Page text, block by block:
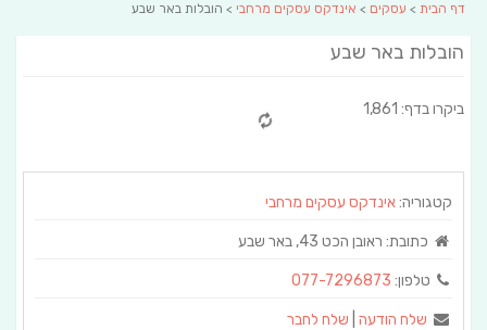
דף הבית > עסקים > אינדקס עסקים מרחבי > הובלות באר שבע
הובלות באר שבע
ביקרו בדף: 1,861
קטגוריה:אינדקס עסקים מרחבי
כתובת: ראובן הכט 43, באר שבע
טלפון: 077-7296873
שלח הודעה שלח לחבר